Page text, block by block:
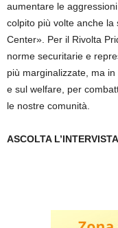
aumentare le
colpito più volte anche la
Center». Per il Rivolta
norme securitarie e
più marginalizzate, ma
e sul welfare, per
le nostre comunità.
ASCOLTA